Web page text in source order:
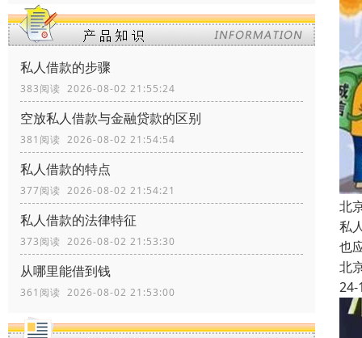
私人借款的步骤
383阅读 2026-08-02 21:55:24
空放私人借款与金融贷款的区别
381阅读 2026-08-02 21:54:54
私人借款的特点
377阅读 2026-08-02 21:54:21
私人借款的法律特征
373阅读 2026-08-02 21:53:30
从哪里能借到钱
361阅读 2026-08-02 21:53:00
北
私
也
北
24-